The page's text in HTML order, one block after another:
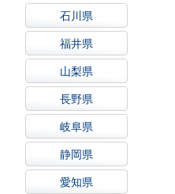
石川県
福井県
山梨県
長野県
岐阜県
静岡県
愛知県